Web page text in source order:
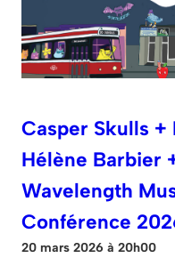
Casper Skulls +
Hélène Barbier
Wavelength
Conférence
20 mars 2026 à 20h00